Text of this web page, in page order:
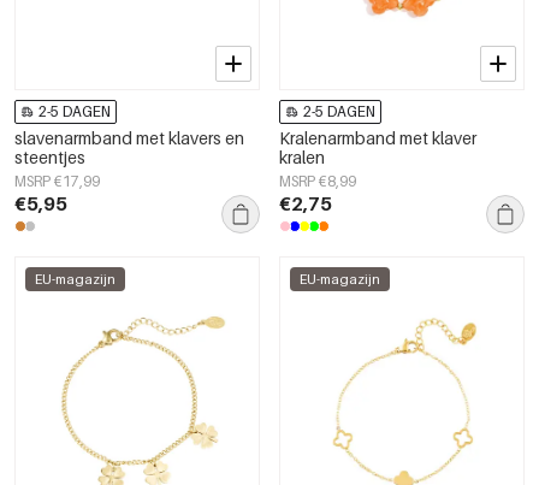
2-5 DAGEN
slavenarmband met klavers en
steentjes
MSRP €17,99
€5,95
2-5 DAGEN
Kralenarmband met klaver
kralen
MSRP €8,99
€2,75
EU-magazijn EU-magazijn